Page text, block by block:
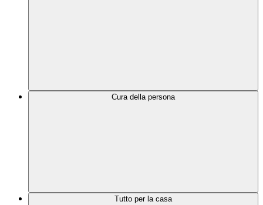
Cura della persona
Tutto per la casa